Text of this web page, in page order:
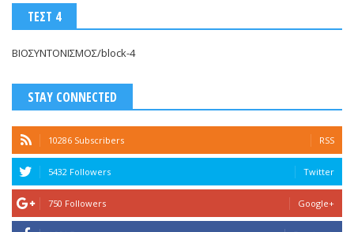
ΤΕΣΤ 4
ΒΙΟΣΥΝΤΟΝΙΣΜΟΣ/block-4
STAY CONNECTED
10286 Subscribers RSS
5432 Followers Twitter
750 Followers Google+